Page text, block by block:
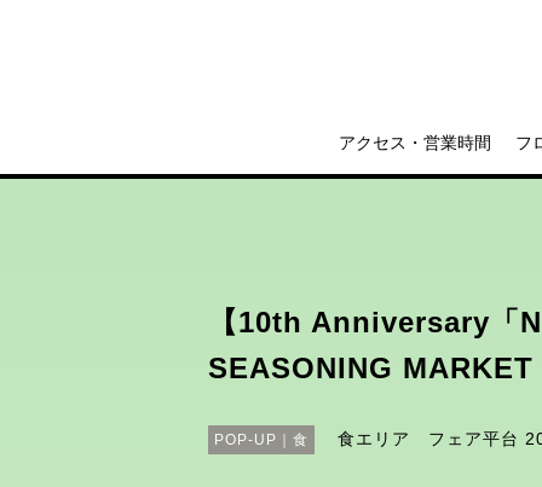
アクセス・営業時間 フ
【10th Anniversary「
SEASONING
POP-UP｜食 食エリア フェア平台